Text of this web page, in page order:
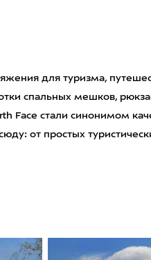
для туризма,
спальных мешков,
Face стали синонимом
от простых